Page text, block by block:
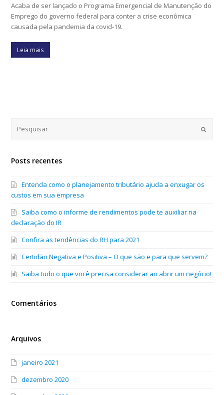
Acaba de ser lançado o Programa Emergencial de Manutenção do
Emprego do governo federal para conter a crise econômica
causada pela pandemia da covid-19.
Leia mais
Submit
Posts recentes
Entenda como o planejamento tributário ajuda a enxugar os
custos em sua empresa
Saiba como o informe de rendimentos pode te auxiliar na
declaração do IR
Confira as tendências do RH para 2021
Certidão Negativa e Positiva – O que são e para que servem?
Saiba tudo o que você precisa considerar ao abrir um negócio!
Comentários
Arquivos
janeiro 2021
dezembro 2020